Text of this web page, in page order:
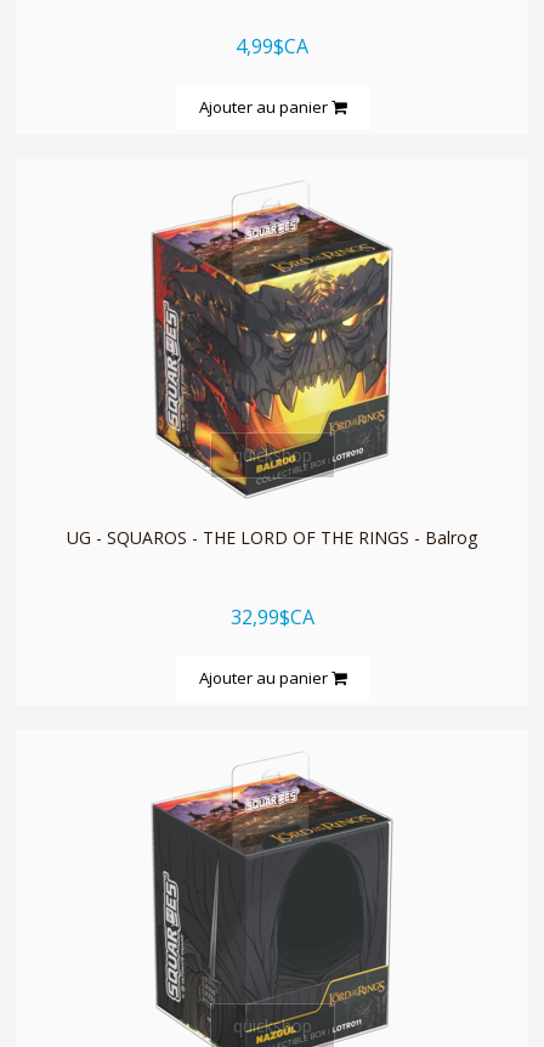
4,99$CA
Ajouter au panier
quickshop
UG - SQUAROS - THE LORD OF THE RINGS - Balrog
32,99$CA
Ajouter au panier
quickshop